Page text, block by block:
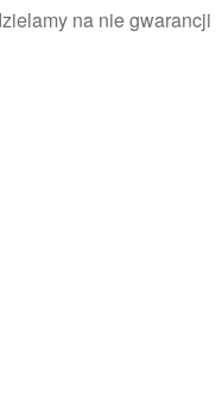
na nie gwarancji